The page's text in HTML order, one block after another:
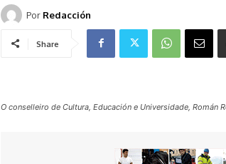
Por Redacción
Share
O conselleiro de Cultura, Educación e Universidade, Román